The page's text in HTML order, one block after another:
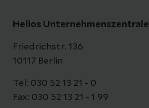
Helios Unternehmenszentrale
Friedrichstr. 136
10117 Berlin
Tel: 030 52 13 21 - 0
Fax: 030 52 13 21 - 1 99